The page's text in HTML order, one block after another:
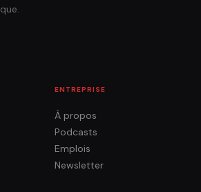
ENTREPRISE
À propos
Podcasts
Emplois
Newsletter